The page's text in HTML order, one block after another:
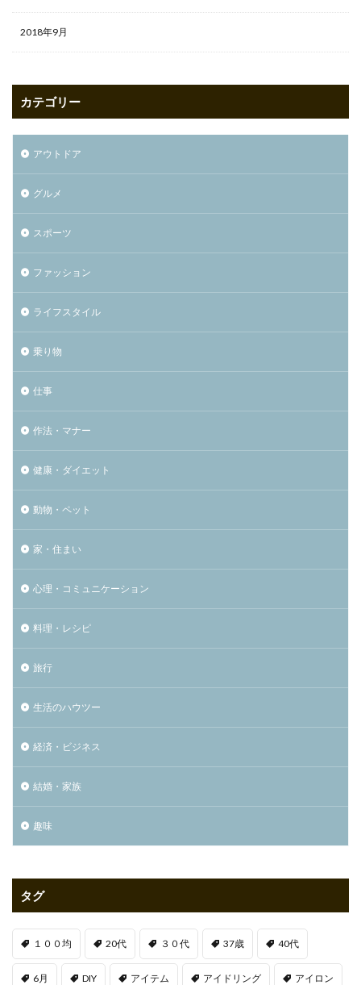
2018年9月
カテゴリー
アウトドア
グルメ
スポーツ
ファッション
ライフスタイル
乗り物
仕事
作法・マナー
健康・ダイエット
動物・ペット
家・住まい
心理・コミュニケーション
料理・レシピ
旅行
生活のハウツー
経済・ビジネス
結婚・家族
趣味
タグ
１００均 20代 ３０代 37歳 40代
6月 DIY アイテム アイドリング アイロン